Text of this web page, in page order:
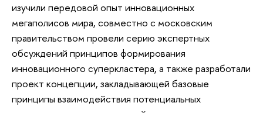
изучили передовой опыт инновационных
мегаполисов мира, совместно с московским
правительством провели серию экспертных
обсуждений принципов формирования
инновационного суперкластера, а также разработали
проект концепции, закладывающей базовые
принципы взаимодействия потенциальных